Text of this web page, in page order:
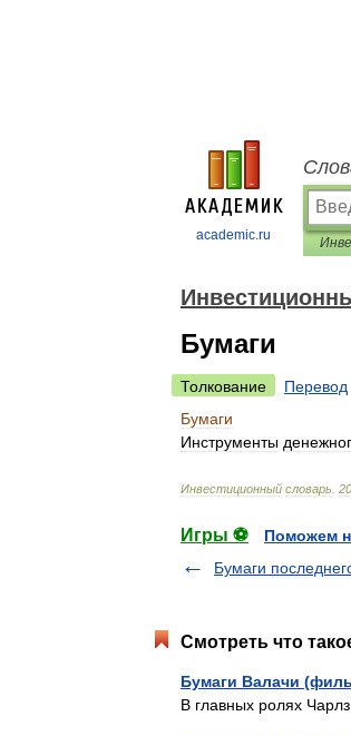
academic.ru
Бумаги
Толкование
Перевод
Бумаги
Инструменты
Инвестиционный словарь
Игры ⚽
Поможем
Бумаги
Смотреть что
Бумаги Валачи
В главных ролях